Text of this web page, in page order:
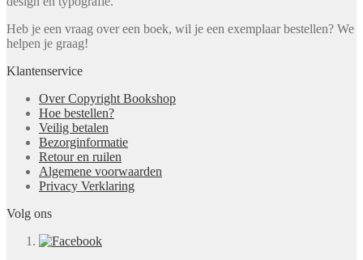
Heb je een vraag over een boek, wil je een exemplaar bestellen? We
helpen je graag!
Klantenservice
Over Copyright Bookshop
Hoe bestellen?
Veilig betalen
Bezorginformatie
Retour en ruilen
Algemene voorwaarden
Privacy Verklaring
Volg ons